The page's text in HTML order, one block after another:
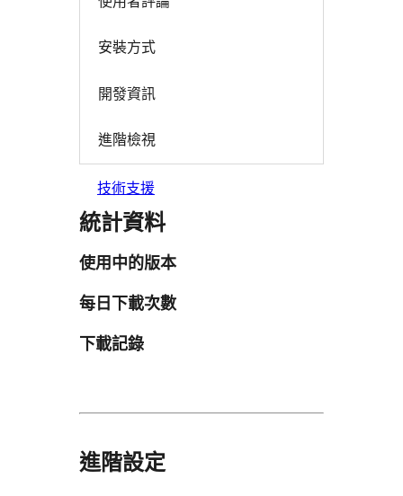
安裝方式
開發資訊
進階檢視
技術支援
統計資料
使用中的版本
每日下載次數
下載記錄
進階設定